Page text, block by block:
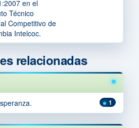
en el
Técnico
Competitivo de
Intelcoc.
relacionadas
1